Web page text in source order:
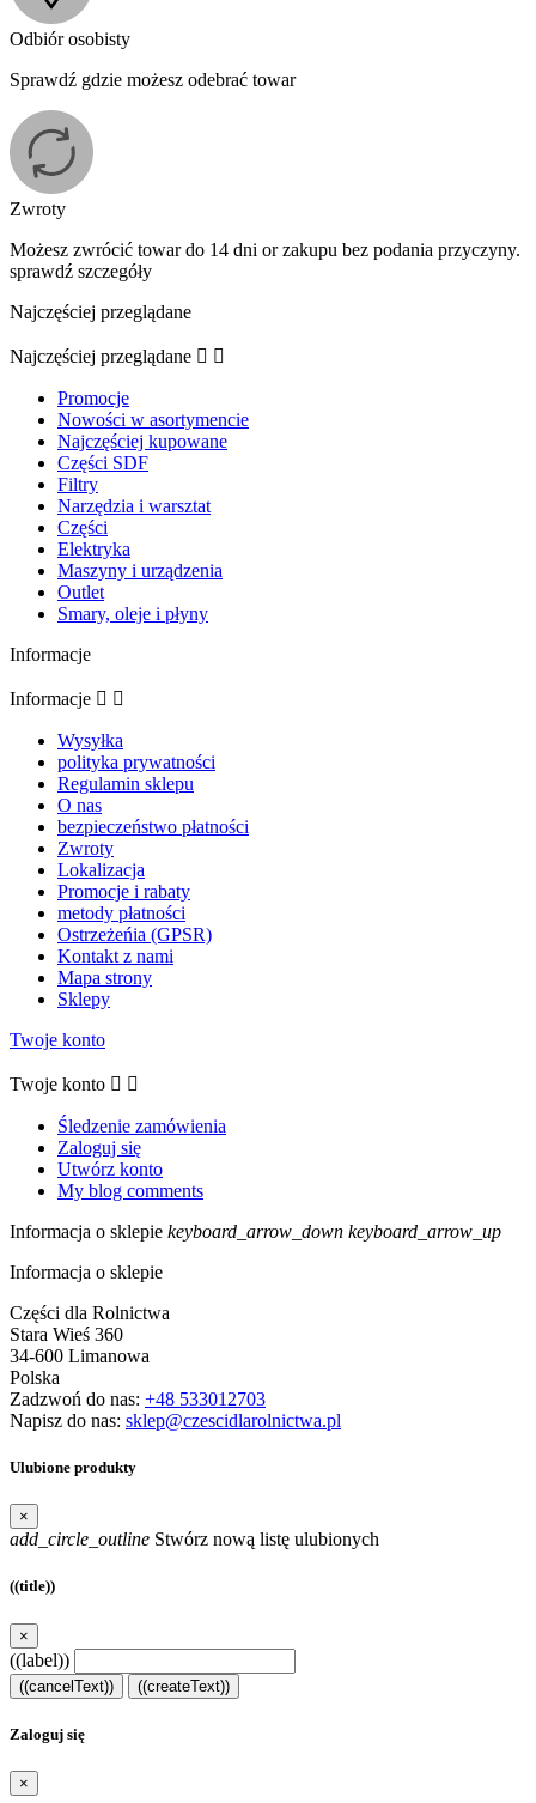
Odbiór osobisty
Sprawdź gdzie możesz odebrać towar
Zwroty
Możesz zwrócić towar do 14 dni or zakupu bez podania przyczyny.
sprawdź szczegóły
Najczęściej przeglądane
Najczęściej przeglądane  
Promocje
Nowości w asortymencie
Najczęściej kupowane
Części SDF
Filtry
Narzędzia i warsztat
Części
Elektryka
Maszyny i urządzenia
Outlet
Smary, oleje i płyny
Informacje
Informacje  
Wysyłka
polityka prywatności
Regulamin sklepu
O nas
bezpieczeństwo płatności
Zwroty
Lokalizacja
Promocje i rabaty
metody płatności
Ostrzeżeńia (GPSR)
Kontakt z nami
Mapa strony
Sklepy
Twoje konto
Twoje konto  
Śledzenie zamówienia
Zaloguj się
Utwórz konto
My blog comments
Informacja o sklepie keyboard_arrow_down keyboard_arrow_up
Informacja o sklepie
Części dla Rolnictwa
Stara Wieś 360
34-600 Limanowa
Polska
Zadzwoń do nas: +48 533012703
Napisz do nas: sklep@czescidlarolnictwa.pl
Ulubione produkty
×
add_circle_outline Stwórz nową listę ulubionych
((title))
×
((label))
((cancelText)) ((createText))
Zaloguj się
×